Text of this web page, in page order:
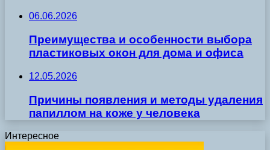
06.06.2026
Преимущества и особенности выбора
пластиковых окон для дома и офиса
12.05.2026
Причины появления и методы удаления
папиллом на коже у человека
Интересное